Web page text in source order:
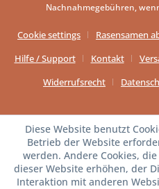
Nachnahmegebühren,
Cookie settings
Rasensamen
Hilfe / Support
Kontakt
Widerrufsrecht
Diese Website benutzt
Betrieb der Website
werden. Andere Cookies,
dieser Website erhöhen, der
Interaktion mit anderen